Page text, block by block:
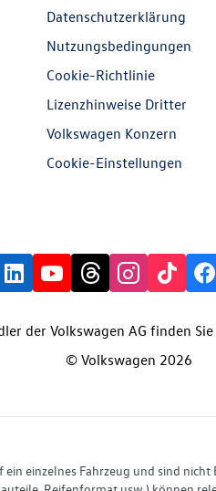
Datenschutzerklärung
Nutzungsbedingungen
Cookie-Richtlinie
Lizenzhinweise Dritter
Volkswagen Konzern
Cookie-Einstellungen
der Volkswagen AG finden
© Volkswagen 2026
einzelnes Fahrzeug und sind